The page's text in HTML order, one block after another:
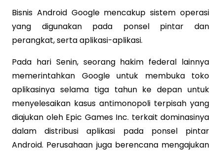
Bisnis Android Google mencakup sistem operasi
yang digunakan pada ponsel pintar dan
perangkat, serta aplikasi-aplikasi.
Pada hari Senin, seorang hakim federal lainnya
memerintahkan Google untuk membuka toko
aplikasinya selama tiga tahun ke depan untuk
menyelesaikan kasus antimonopoli terpisah yang
diajukan oleh Epic Games Inc. terkait dominasinya
dalam distribusi aplikasi pada ponsel pintar
Android. Perusahaan juga berencana mengajukan